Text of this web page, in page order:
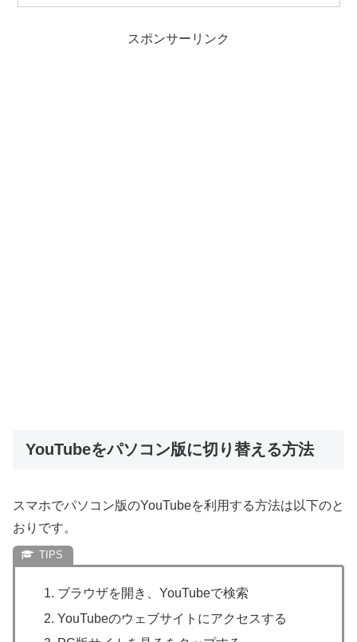
スポンサーリンク
YouTubeをパソコン版に切り替える方法
スマホでパソコン版のYouTubeを利用する方法は以下のと
おりです。
ブラウザを開き、YouTubeで検索
YouTubeのウェブサイトにアクセスする